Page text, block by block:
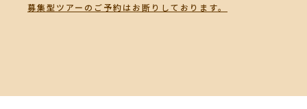
募集型ツアーのご予約はお断りしております。